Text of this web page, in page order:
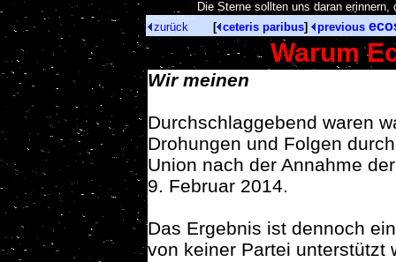
Die Sterne sollten uns daran
zurück
[ ceteris paribus] previous
Warum
Wir meinen
Durchschlaggebend waren
Drohungen und Folgen
Union nach der Annahme
9. Februar 2014.
Das Ergebnis ist dennoch
von keiner Partei unterstützt